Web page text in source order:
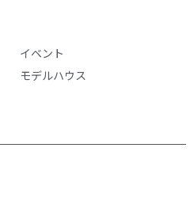
イベント
モデルハウス